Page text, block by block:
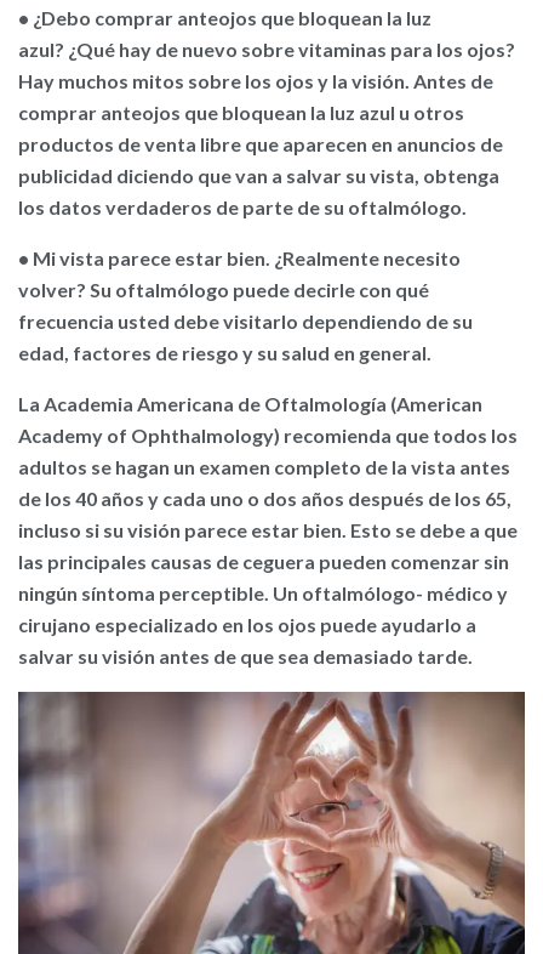
• ¿Debo comprar anteojos que bloquean la luz
azul? ¿Qué hay de nuevo sobre vitaminas para los ojos?
Hay muchos mitos sobre los ojos y la visión. Antes de
comprar anteojos que bloquean la luz azul u otros
productos de venta libre que aparecen en anuncios de
publicidad diciendo que van a salvar su vista, obtenga
los datos verdaderos de parte de su oftalmólogo.
• Mi vista parece estar bien. ¿Realmente necesito
volver? Su oftalmólogo puede decirle con qué
frecuencia usted debe visitarlo dependiendo de su
edad, factores de riesgo y su salud en general.
La Academia Americana de Oftalmología (American
Academy of Ophthalmology) recomienda que todos los
adultos se hagan un examen completo de la vista antes
de los 40 años y cada uno o dos años después de los 65,
incluso si su visión parece estar bien. Esto se debe a que
las principales causas de ceguera pueden comenzar sin
ningún síntoma perceptible. Un oftalmólogo- médico y
cirujano especializado en los ojos puede ayudarlo a
salvar su visión antes de que sea demasiado tarde.